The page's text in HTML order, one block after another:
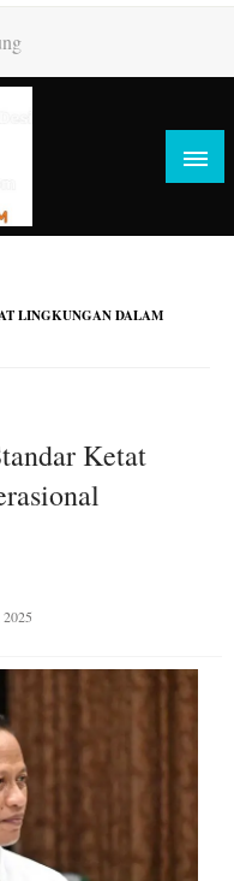
LINGKUNGAN DALAM
Ketat
2025